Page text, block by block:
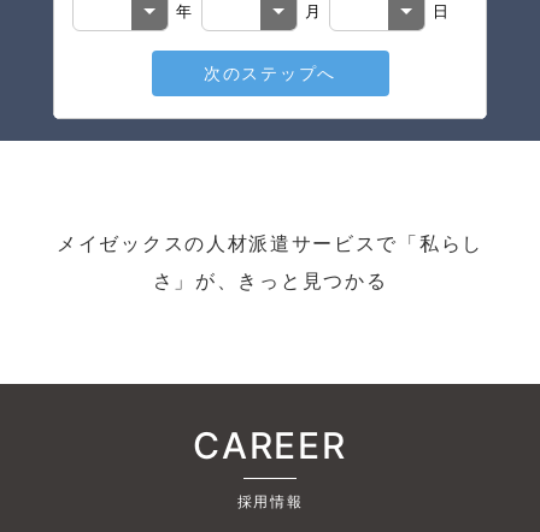
年 月 日
次のステップへ
メイゼックスの人材派遣サービスで「私らし
さ」が、きっと見つかる
CAREER
採用情報